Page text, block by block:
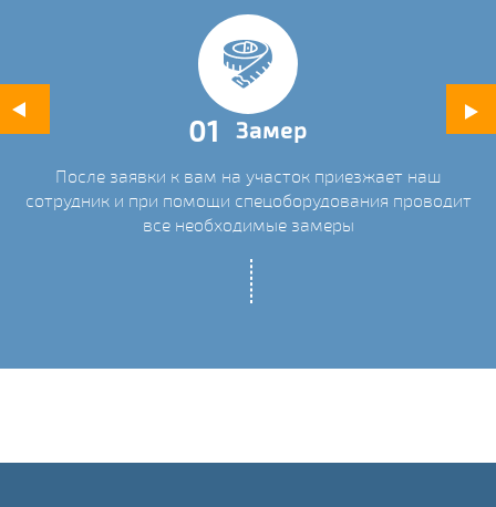
01 Замер
После заявки к вам на участок приезжает наш
сотрудник и при помощи спецоборудования проводит
все необходимые замеры